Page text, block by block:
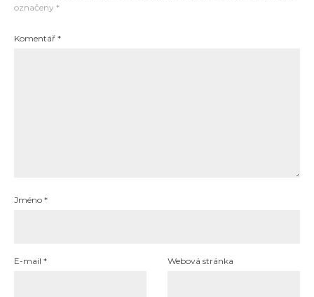
označeny *
Komentář *
Jméno *
E-mail * Webová stránka